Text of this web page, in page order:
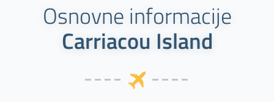
Osnovne informacije
Carriacou Island